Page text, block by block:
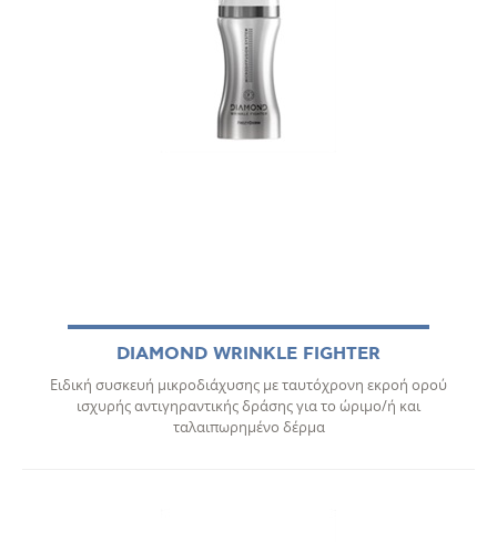
DIAMOND WRINKLE FIGHTER
Ειδική συσκευή μικροδιάχυσης με ταυτόχρονη εκροή ορού
ισχυρής αντιγηραντικής δράσης για το ώριμο/ή και
ταλαιπωρημένο δέρμα